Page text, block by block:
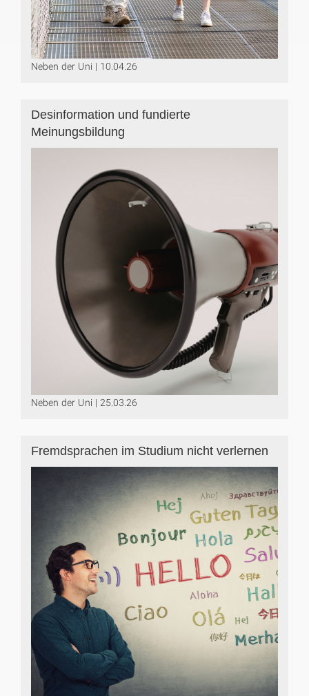
Neben der Uni | 10.04.26
Desinformation und fundierte
Meinungsbildung
Neben der Uni | 25.03.26
Fremdsprachen im Studium nicht verlernen